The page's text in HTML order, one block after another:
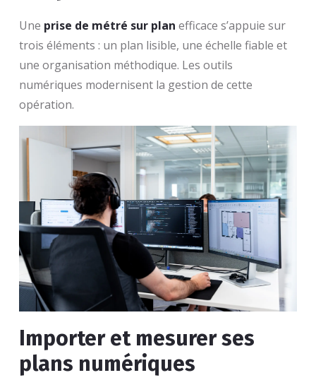
Une prise de métré sur plan efficace s’appuie sur
trois éléments : un plan lisible, une échelle fiable et
une organisation méthodique. Les outils
numériques modernisent la gestion de cette
opération.
Importer et mesurer ses
plans numériques